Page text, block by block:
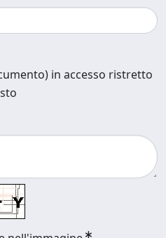
in accesso ristretto